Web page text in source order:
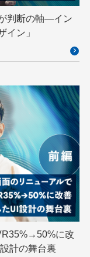
ト
お名前.com
ン スクラム
セキュリティ
ビルディング
ド
ト
ペアリング暗号
判断の軸―イン
イン」
に改
計の舞台裏